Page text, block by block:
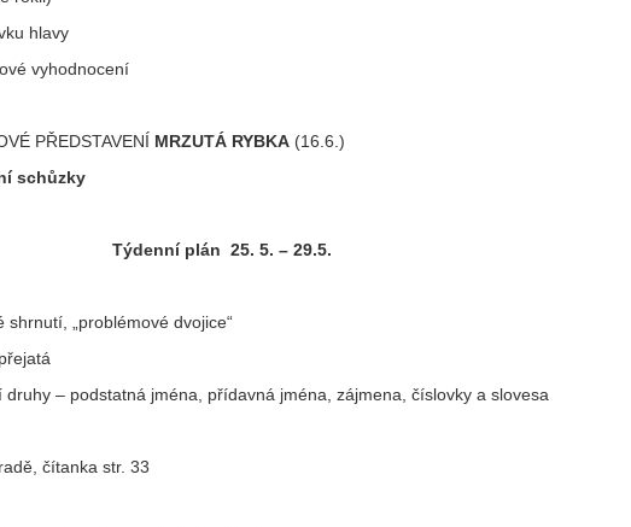
hlavy
vyhodnocení
PŘEDSTAVENÍ MRZUTÁ RYBKA (16.6.)
schůzky
Týdenní plán 25. 5. – 29.5.
„problémové dvojice“
– podstatná jména, přídavná jména, zájmena, číslovky a slovesa
čítanka str. 33